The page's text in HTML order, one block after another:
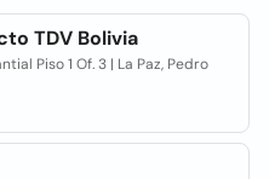
TDV Bolivia
Piso 1 Of. 3 | La Paz, Pedro